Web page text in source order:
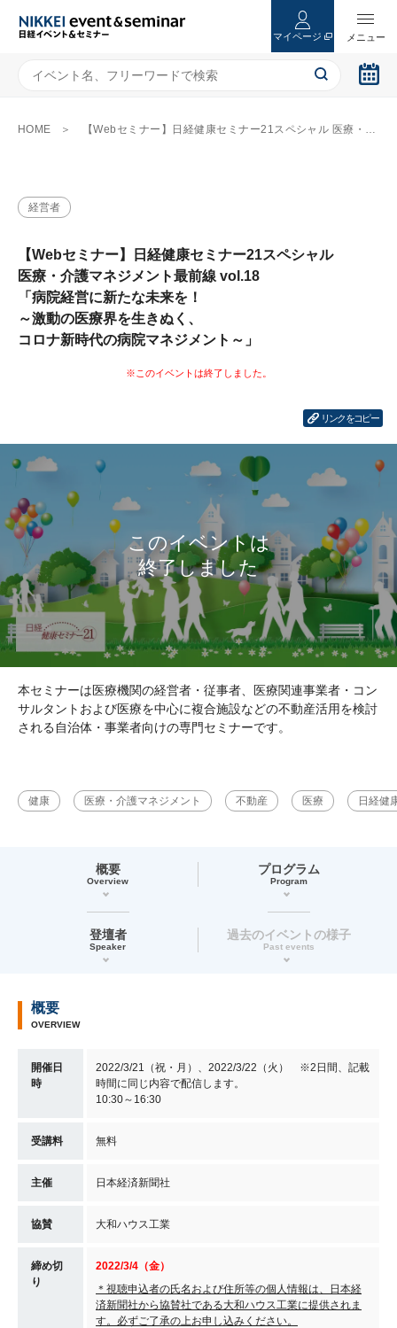
マイページ
HOME 【Webセミナー】日経健康セミナー21スペシャル 医療・介護マネジメント最前線 vol.18 「病院経営に新たな未来を！ ～激動の医療界を生きぬく、 コロナ新時代の病院マネジメント～」
経営者
【Webセミナー】日経健康セミナー21スペシャル
医療・介護マネジメント最前線 vol.18
「病院経営に新たな未来を！
～激動の医療界を生きぬく、
コロナ新時代の病院マネジメント～」
リンクをコピー
本セミナーは医療機関の経営者・従事者、医療関連事業者・コン
サルタントおよび医療を中心に複合施設などの不動産活用を検討
される自治体・事業者向けの専門セミナーです。
健康 医療・介護マネジメント 不動産 医療 日経健
概要
Overview
プログラム
Program
登壇者
Speaker
過去のイベントの様子
Past events
概要
OVERVIEW
開催日
時
2022/3/21（祝・月）、2022/3/22（火） ※2日間、記載
時間に同じ内容で配信します。
10:30～16:30
受講料 無料
主催 日本経済新聞社
協賛 大和ハウス工業
締め切
り
2022/3/4（金）
＊視聴申込者の氏名および住所等の個人情報は、日本経
済新聞社から協賛社である大和ハウス工業に提供されま
す。必ずご了承の上お申し込みください。